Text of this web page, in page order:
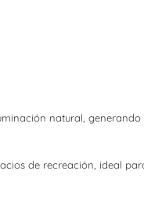
natural,
de recreación, ideal